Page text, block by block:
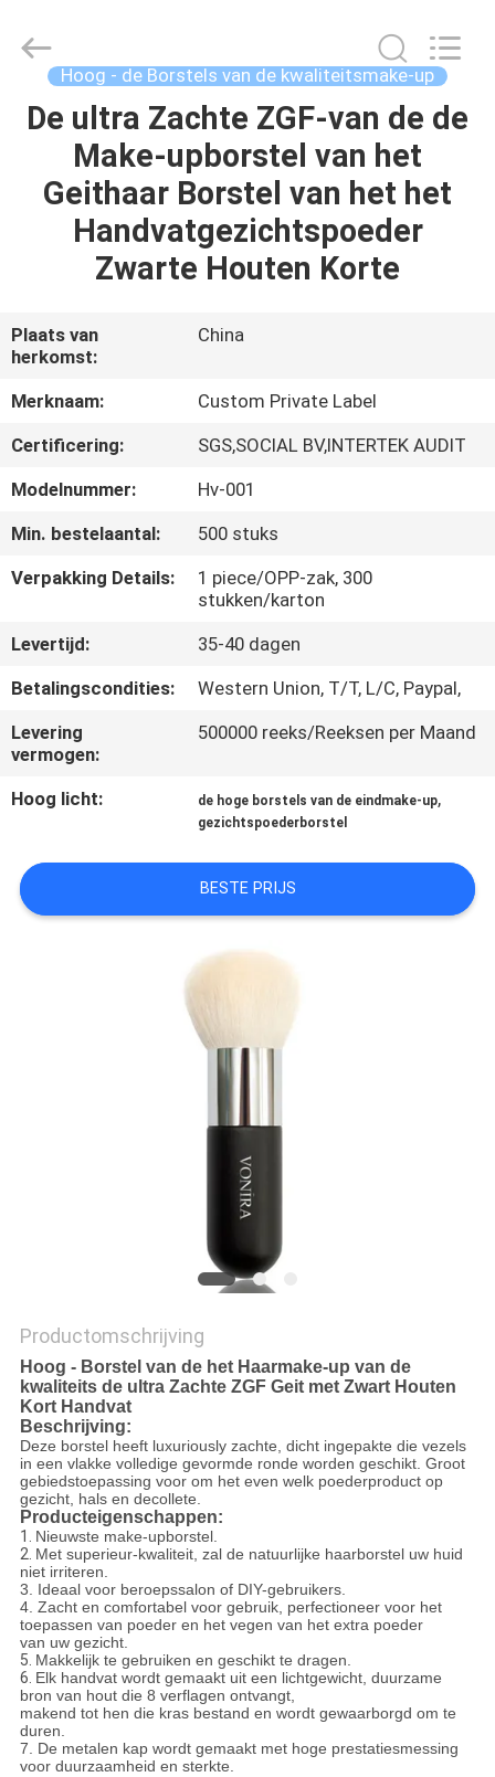
HUIS
PRODUCTEN
ONGEVEER
FABRIEKSREIS
KWALITEITSCONTROLE
SITEMAP
PRIVACY
Chanmy
Cosmetics
Rights
Reserved.
Hoog - de Borstels van de kwaliteitsmake-up
De ultra Zachte ZGF-van de de
Make-upborstel van het
Geithaar Borstel van het het
Handvatgezichtspoeder
Zwarte Houten Korte
Plaats van
herkomst:
China
Merknaam:
Custom Private Label
Certificering:
SGS,SOCIAL BV,INTERTEK AUDIT
Modelnummer:
Hv-001
Min. bestelaantal:
500 stuks
Verpakking Details:
1 piece/OPP-zak, 300
stukken/karton
Levertijd:
35-40 dagen
Betalingscondities:
Western Union, T/T, L/C, Paypal,
Levering
vermogen:
500000 reeks/Reeksen per Maand
Hoog licht: de hoge borstels van de eindmake-up,
gezichtspoederborstel
BESTE PRIJS
Productomschrijving
Hoog - Borstel van de het Haarmake-up van de
kwaliteits de ultra Zachte ZGF Geit met Zwart Houten
Kort Handvat
Beschrijving:
Deze borstel heeft luxuriously zachte, dicht ingepakte die vezels
in een vlakke volledige gevormde ronde worden geschikt. Groot
gebiedstoepassing voor om het even welk poederproduct op
gezicht, hals en decollete.
Producteigenschappen:
1. Nieuwste make-upborstel.
2. Met superieur-kwaliteit, zal de natuurlijke haarborstel uw huid
niet irriteren.
3. Ideaal voor beroepssalon of DIY-gebruikers.
4. Zacht en comfortabel voor gebruik, perfectioneer voor het
toepassen van poeder en het vegen van het extra poeder
van uw gezicht.
5. Makkelijk te gebruiken en geschikt te dragen.
6. Elk handvat wordt gemaakt uit een lichtgewicht, duurzame
bron van hout die 8 verflagen ontvangt,
makend tot hen die kras bestand en wordt gewaarborgd om te
duren.
7. De metalen kap wordt gemaakt met hoge prestatiesmessing
voor duurzaamheid en sterkte.